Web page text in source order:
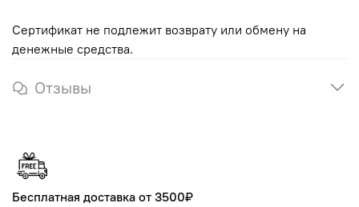
Сертификат не подлежит возврату или обмену на
денежные средства.
Отзывы
Бесплатная доставка от 3500₽